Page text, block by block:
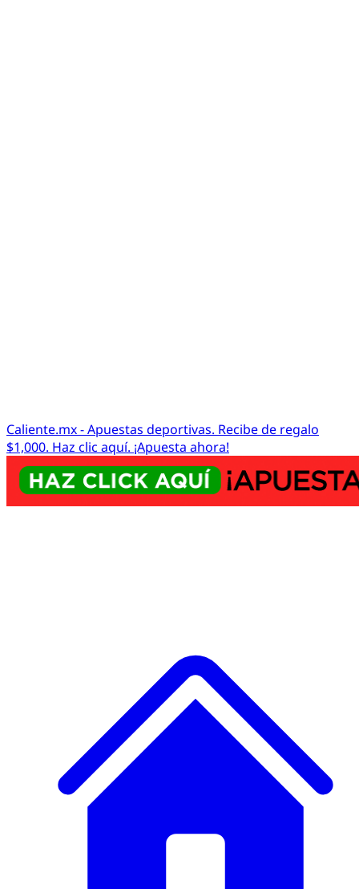
Caliente.mx - Apuestas deportivas. Recibe de regalo
$1,000. Haz clic aquí. ¡Apuesta ahora!